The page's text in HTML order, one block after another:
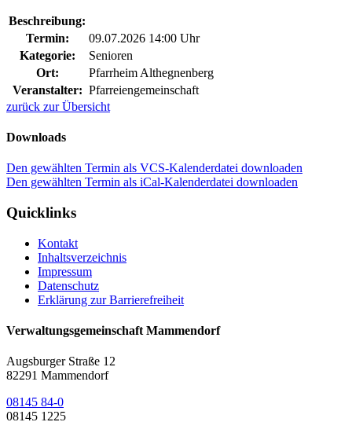
Beschreibung:
Termin:
09.07.2026 14:00 Uhr
Kategorie:
Senioren
Ort:
Pfarrheim Althegnenberg
Veranstalter: Pfarreiengemeinschaft
zurück zur Übersicht
Downloads
Den gewählten Termin als VCS-Kalenderdatei downloaden
Den gewählten Termin als iCal-Kalenderdatei downloaden
Quicklinks
Kontakt
Inhaltsverzeichnis
Impressum
Datenschutz
Erklärung zur Barrierefreiheit
Verwaltungsgemeinschaft Mammendorf
Augsburger Straße 12
82291 Mammendorf
08145 84-0
08145 1225